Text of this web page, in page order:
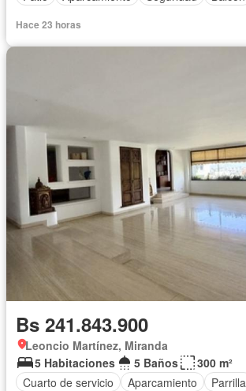
Hace 23 horas
Bs 241.843.900
Leoncio Martínez, Miranda
5 Habitaciones
5 Baños
300 m²
Cuarto de servicio
Aparcamiento Parrilla